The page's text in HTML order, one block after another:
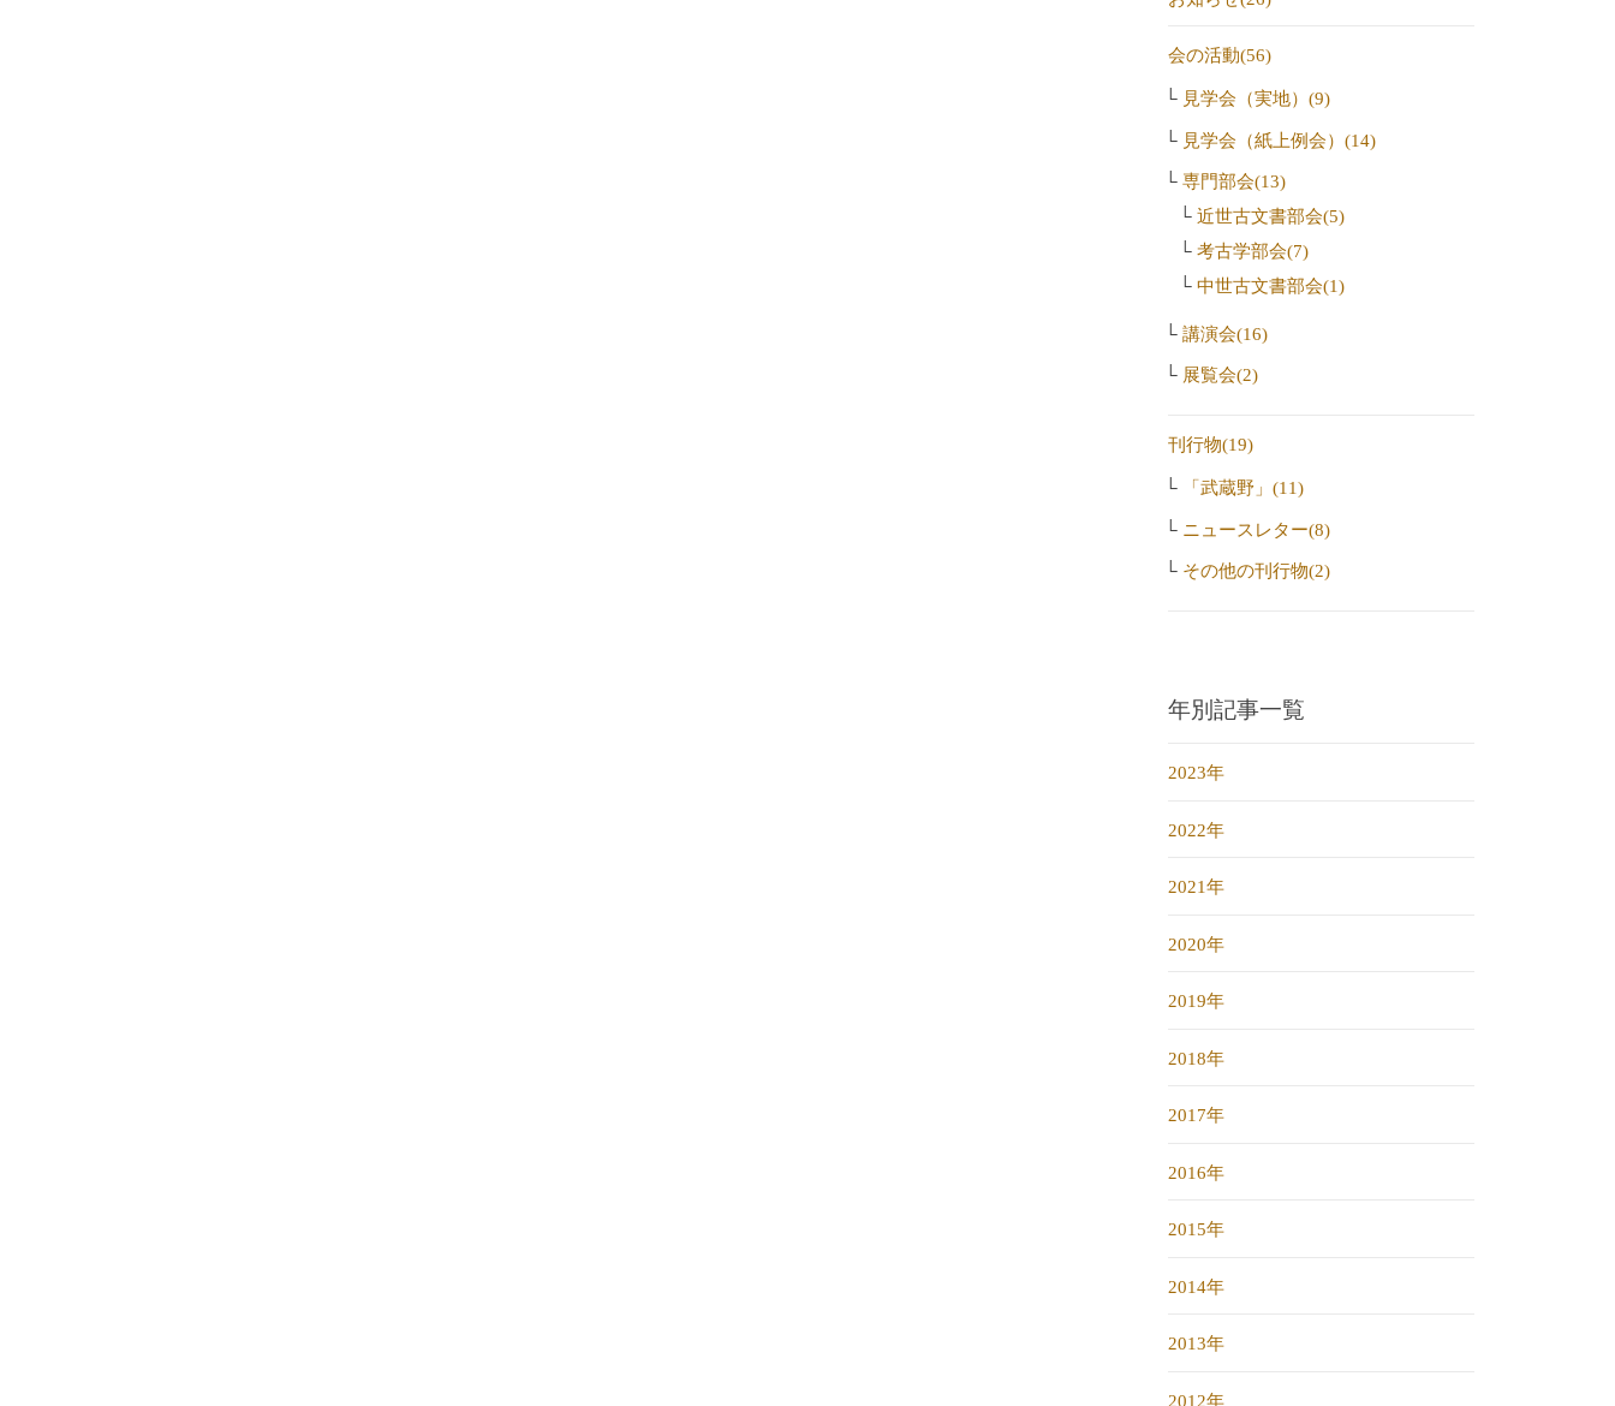
会の活動(56)
見学会（実地）(9)
見学会（紙上例会）(14)
専門部会(13)
近世古文書部会(5)
考古学部会(7)
中世古文書部会(1)
講演会(16)
展覧会(2)
刊行物(19)
「武蔵野」(11)
ニュースレター(8)
その他の刊行物(2)
年別記事一覧
2023年
2022年
2021年
2020年
2019年
2018年
2017年
2016年
2015年
2014年
2013年
2012年